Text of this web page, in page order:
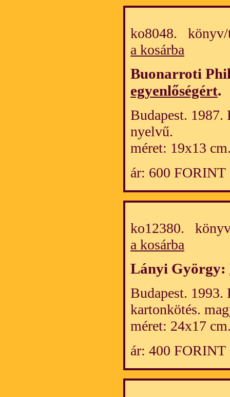
ko8048. könyv/
a kosárba
Buonarroti
egyenlőségért.
Budapest. 1987.
nyelvű.
méret: 19x13
ár: 600 FORINT
ko12380.
a kosárba
Lányi György:
Budapest. 1993.
kartonkötés.
méret: 24x17
ár: 400 FORINT